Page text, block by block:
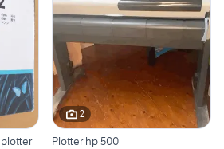
2
Plotter hp 500